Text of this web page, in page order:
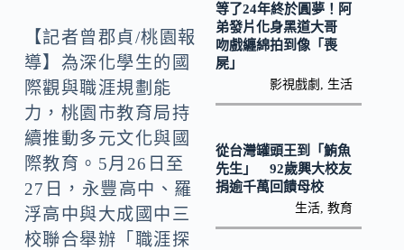
o
o
k
y
Li
n
k
【記者曾郡貞/桃園報
導】為深化學生的國
際觀與職涯規劃能
力，桃園市教育局持
續推動多元文化與國
際教育。5月26日至
27日，永豐高中、羅
浮高中與大成國中三
校聯合舉辦「職涯探
等了24年終於圓夢！阿
弟發片化身黑道大哥
吻戲纏綿拍到像「喪
屍」
影視戲劇 生活
從台灣罐頭王到「鮪魚
先生」 92歲興大校友
捐逾千萬回饋母校
生活 ,教育